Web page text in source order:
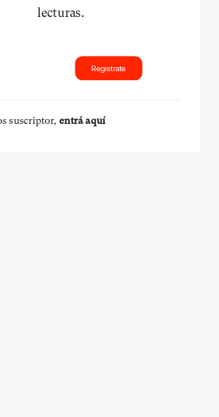
lecturas.
Registrate
suscriptor, entrá aquí